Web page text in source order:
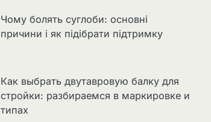
Чому болять суглоби: основні
причини і як підібрати підтримку
Как выбрать двутавровую балку для
стройки: разбираемся в маркировке и
типах